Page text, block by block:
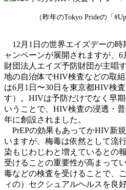
（昨年のTokyo Prideの「
12月1日の世界エイズデーの時
ャンペーンが展開されますが、
財団法人エイズ予防財団が主唱
地の自治体でHIV検査などの取
は6月1日〜30日を東京都HIV検
す）。HIVは予防だけでなく早
いうことで、HIV検査の浸透・
年に創設されました。
PrEPの効果もあってかHIV新
いますが、梅毒は依然として流
染もじわじわと増えているとの
受けることの重要性が高まって
毒などの検査を受けることで、
ィの）セクシュアルヘルスを良